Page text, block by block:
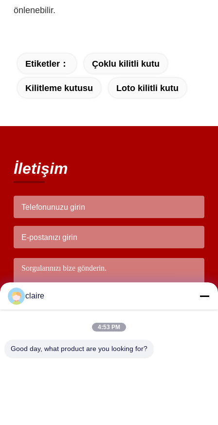
önlenebilir.
Etiketler： Çoklu kilitli kutu
Kilitleme kutusu Loto kilitli kutu
İletişim
claire
4:53 PM
Good day, what product are you looking for?